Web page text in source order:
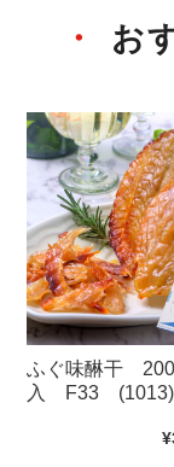
お
ふぐ味醂干
入 F33 (1013)